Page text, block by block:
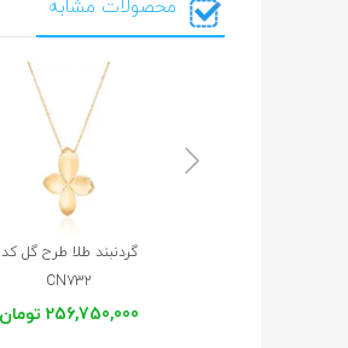
محصولات مشابه
گردنبند طلا طرح گل کد
CN732
256,750,000 تومان